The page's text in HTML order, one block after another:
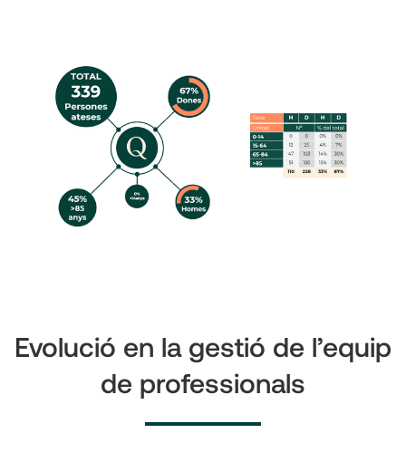
Evolució en la gestió de l’equip
de professionals